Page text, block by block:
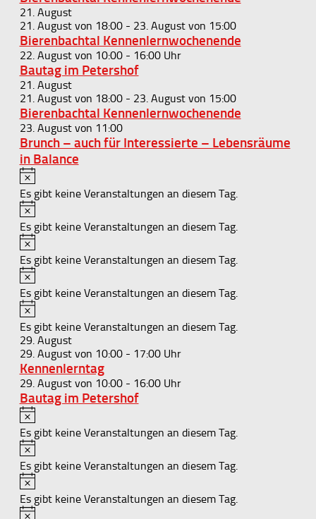
21. August
21. August von 18:00- 23. August von 15:00
Bierenbachtal Kennenlernwochenende
22. August von 10:00- 16:00
Bautag im Petershof
21. August
21. August von 18:00- 23. August von 15:00
Bierenbachtal Kennenlernwochenende
23. August von 11:00
Brunch – auch für Interessierte – Lebensräume
in Balance
Hinweis
Es gibt keine Veranstaltungen an diesem Tag.
Hinweis
Es gibt keine Veranstaltungen an diesem Tag.
Hinweis
Es gibt keine Veranstaltungen an diesem Tag.
Hinweis
Es gibt keine Veranstaltungen an diesem Tag.
Hinweis
Es gibt keine Veranstaltungen an diesem Tag.
29. August
29. August von 10:00- 17:00
Kennenlerntag
29. August von 10:00- 16:00
Bautag im Petershof
Hinweis
Es gibt keine Veranstaltungen an diesem Tag.
Hinweis
Es gibt keine Veranstaltungen an diesem Tag.
Hinweis
Es gibt keine Veranstaltungen an diesem Tag.
Hinweis